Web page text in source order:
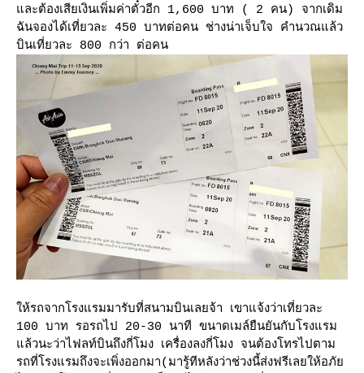
ละต้องเสียเงินเพิ่มค่าตั๋วอีก 1,600 บาท ( 2 คน) จากเดิม
ฉันจองได้เที่ยวละ 450 บาทต่อคน ช่างน่าเจ็บใจ คำนวณแล้ว
บินเที่ยวละ 800 กว่า ต่อคน
ห้รถจากโรงแรมมารับที่สนามบินเลยจ้า เขาแจ้งว่าเที่ยวละ
100 บาท รอรถไป 20-30 นาที ขนาดเมล์ยืนยันกับโรงแรม
ล้วนะว่าไฟลท์บินถึงกี่โมง เครื่องลงกี่โมง จนต้องโทรไปตาม
รถที่โรงแรมถึงจะเพิ่งออกมา(มารู้ทีหลังว่าช่วงนี้ส่งฟรีเลยให้อภั